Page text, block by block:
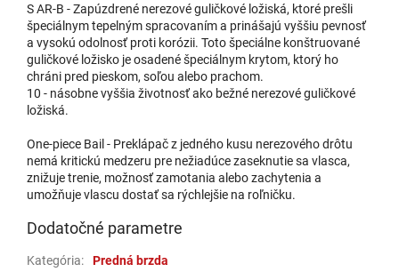
S AR-B - Zapúzdrené nerezové guličkové ložiská, ktoré prešli
špeciálnym tepelným spracovaním a prinášajú vyššiu pevnosť
a vysokú odolnosť proti korózii. Toto špeciálne konštruované
guličkové ložisko je osadené špeciálnym krytom, ktorý ho
chráni pred pieskom, soľou alebo prachom.
10 - násobne vyššia životnosť ako bežné nerezové guličkové
ložiská.
One-piece Bail - Preklápač z jedného kusu nerezového drôtu
nemá kritickú medzeru pre nežiadúce zaseknutie sa vlasca,
znižuje trenie, možnosť zamotania alebo zachytenia a
umožňuje vlascu dostať sa rýchlejšie na roľničku.
Dodatočné parametre
Kategória: Predná brzda